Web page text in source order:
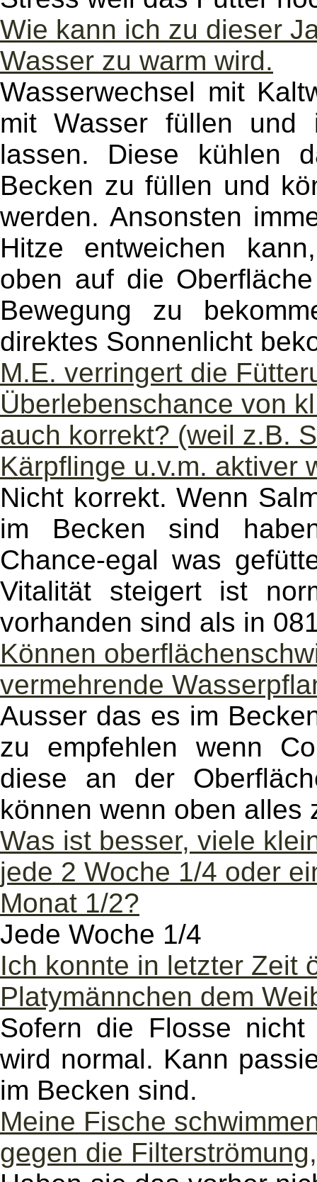
Wie kann ich zu dieser
Wasser zu warm wird.
Wasserwechsel mit
mit Wasser füllen und
lassen. Diese kühlen
Becken zu füllen und
werden. Ansonsten
Hitze entweichen
oben auf die
Bewegung zu
direktes Sonnenlicht
M.E. verringert die
Überlebenschance von
auch korrekt? (weil z.B.
Kärpflinge u.v.m. aktiver
Nicht korrekt. Wenn
im Becken sind
Chance-egal was
Vitalität steigert ist
vorhanden sind als in
Können
vermehrende
Ausser das es im
zu empfehlen wenn
diese an der
können wenn oben alles
Was ist besser, viele
jede 2 Woche 1/4 oder
Monat 1/2?
Jede Woche 1/4
Ich konnte in letzter Zeit
Platymännchen dem
Sofern die Flosse
wird normal. Kann
im Becken sind.
Meine Fische
gegen die